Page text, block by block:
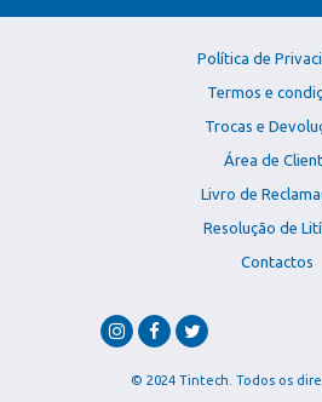
Política de
Termos e
Trocas e
Área de
Livro de
Resolução de
Contactos
© 2024 Tintech. Todos os